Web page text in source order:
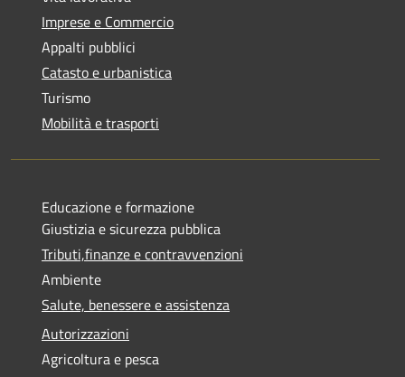
Imprese e Commercio
Appalti pubblici
Catasto e urbanistica
Turismo
Mobilità e trasporti
Educazione e formazione
Giustizia e sicurezza pubblica
Tributi,finanze e contravvenzioni
Ambiente
Salute, benessere e assistenza
Autorizzazioni
Agricoltura e pesca